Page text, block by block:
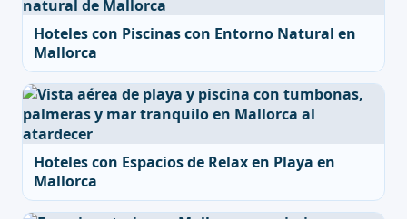
Hoteles con Piscinas con Entorno Natural en
Mallorca
Hoteles con Espacios de Relax en Playa en
Mallorca